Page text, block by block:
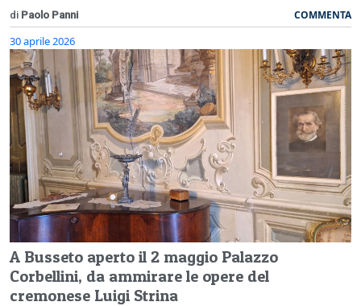
di Paolo Panni COMMENTA
30 aprile 2026
A Busseto aperto il 2 maggio Palazzo
Corbellini, da ammirare le opere del
cremonese Luigi Strina